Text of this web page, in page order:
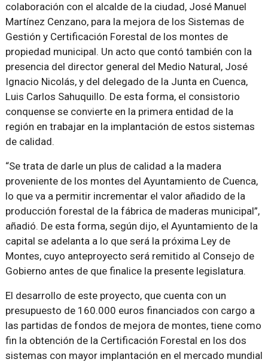
colaboración con el alcalde de la ciudad, José Manuel
Martínez Cenzano, para la mejora de los Sistemas de
Gestión y Certificación Forestal de los montes de
propiedad municipal. Un acto que contó también con la
presencia del director general del Medio Natural, José
Ignacio Nicolás, y del delegado de la Junta en Cuenca,
Luis Carlos Sahuquillo. De esta forma, el consistorio
conquense se convierte en la primera entidad de la
región en trabajar en la implantación de estos sistemas
de calidad.
“Se trata de darle un plus de calidad a la madera
proveniente de los montes del Ayuntamiento de Cuenca,
lo que va a permitir incrementar el valor añadido de la
producción forestal de la fábrica de maderas municipal”,
añadió. De esta forma, según dijo, el Ayuntamiento de la
capital se adelanta a lo que será la próxima Ley de
Montes, cuyo anteproyecto será remitido al Consejo de
Gobierno antes de que finalice la presente legislatura.
El desarrollo de este proyecto, que cuenta con un
presupuesto de 160.000 euros financiados con cargo a
las partidas de fondos de mejora de montes, tiene como
fin la obtención de la Certificación Forestal en los dos
sistemas con mayor implantación en el mercado mundial